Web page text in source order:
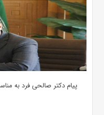
پیام دکتر صالحی فرد به